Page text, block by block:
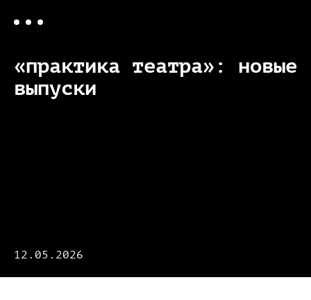
«практика театра»: новые
выпуски
12.05.2026